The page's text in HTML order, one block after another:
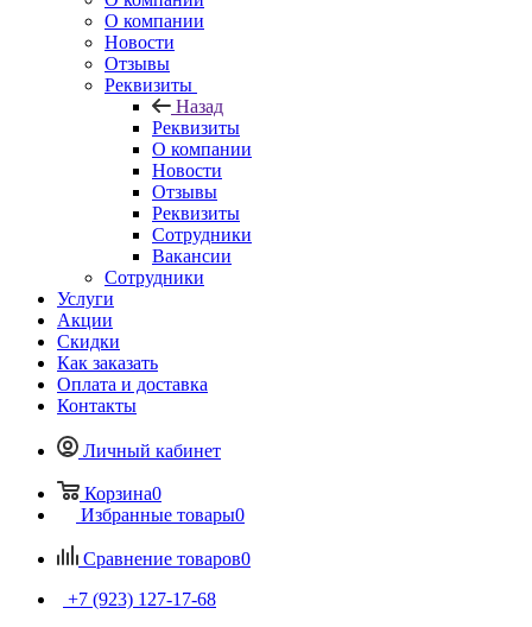
О компании
Новости
Отзывы
Реквизиты
Назад
Реквизиты
О компании
Новости
Отзывы
Реквизиты
Сотрудники
Вакансии
Сотрудники
Услуги
Акции
Скидки
Как заказать
Оплата и доставка
Контакты
Личный кабинет
Корзина0
Избранные товары0
Сравнение товаров0
+7 (923) 127-17-68